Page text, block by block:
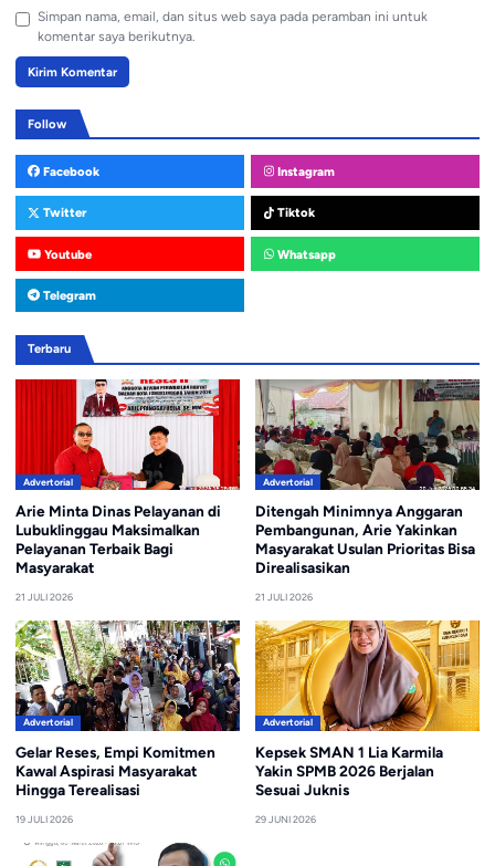
Simpan nama, email, dan situs web saya pada peramban ini untuk
komentar saya berikutnya.
Follow
Facebook Instagram
Twitter Tiktok
Youtube Whatsapp
Telegram
Terbaru
Advertorial
Arie Minta Dinas Pelayanan di
Lubuklinggau Maksimalkan
Pelayanan Terbaik Bagi
Masyarakat
21 JULI 2026
Advertorial
Ditengah Minimnya Anggaran
Pembangunan, Arie Yakinkan
Masyarakat Usulan Prioritas Bisa
Direalisasikan
21 JULI 2026
Advertorial
Gelar Reses, Empi Komitmen
Kawal Aspirasi Masyarakat
Hingga Terealisasi
19 JULI 2026
Advertorial
Kepsek SMAN 1 Lia Karmila
Yakin SPMB 2026 Berjalan
Sesuai Juknis
29 JUNI 2026